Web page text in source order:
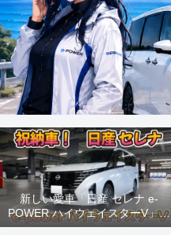
新しい愛車「日産 セレナ e-
POWER ハイウェイスターV」納
車！